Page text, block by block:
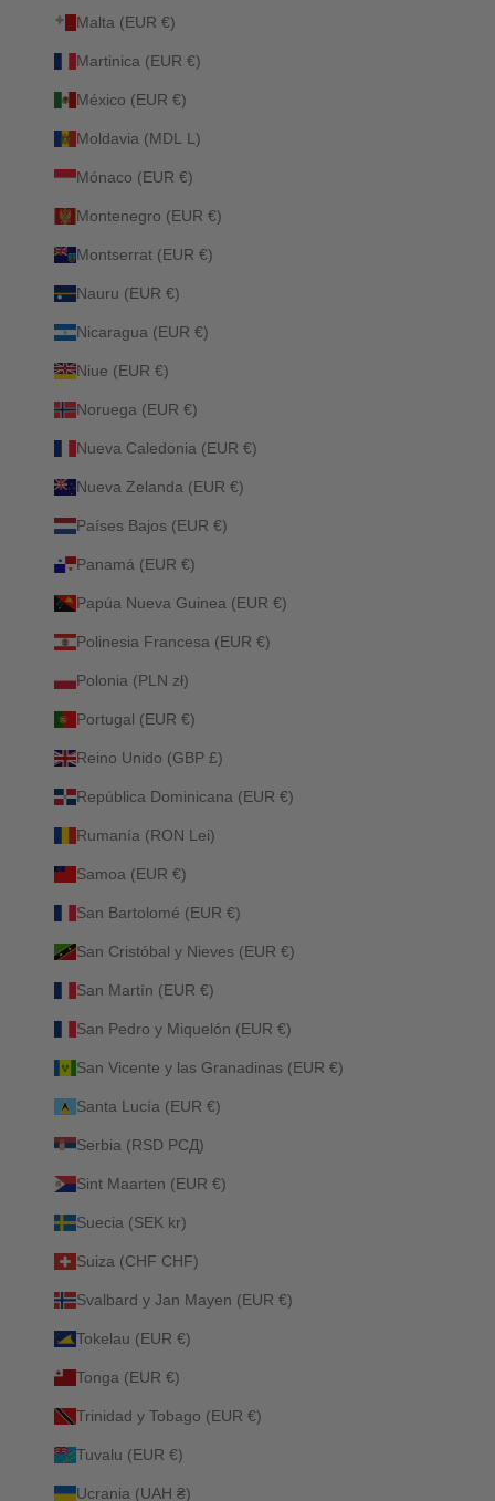
Malta (EUR €)
Martinica (EUR €)
México (EUR €)
Moldavia (MDL L)
Mónaco (EUR €)
Montenegro (EUR €)
Montserrat (EUR €)
Nauru (EUR €)
Nicaragua (EUR €)
Niue (EUR €)
Noruega (EUR €)
Nueva Caledonia (EUR €)
Nueva Zelanda (EUR €)
Países Bajos (EUR €)
Panamá (EUR €)
Papúa Nueva Guinea (EUR €)
Polinesia Francesa (EUR €)
Polonia (PLN zł)
Portugal (EUR €)
Reino Unido (GBP £)
República Dominicana (EUR €)
Rumanía (RON Lei)
Samoa (EUR €)
San Bartolomé (EUR €)
San Cristóbal y Nieves (EUR €)
San Martín (EUR €)
San Pedro y Miquelón (EUR €)
San Vicente y las Granadinas (EUR €)
Santa Lucía (EUR €)
Serbia (RSD РСД)
Sint Maarten (EUR €)
Suecia (SEK kr)
Suiza (CHF CHF)
Svalbard y Jan Mayen (EUR €)
Tokelau (EUR €)
Tonga (EUR €)
Trinidad y Tobago (EUR €)
Tuvalu (EUR €)
Ucrania (UAH ₴)